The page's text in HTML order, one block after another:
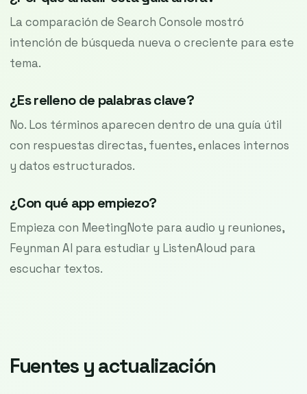
La comparación de Search Console mostró
intención de búsqueda nueva o creciente para este
tema.
¿Es relleno de palabras clave?
No. Los términos aparecen dentro de una guía útil
con respuestas directas, fuentes, enlaces internos
y datos estructurados.
¿Con qué app empiezo?
Empieza con MeetingNote para audio y reuniones,
Feynman AI para estudiar y ListenAloud para
escuchar textos.
Fuentes y actualización